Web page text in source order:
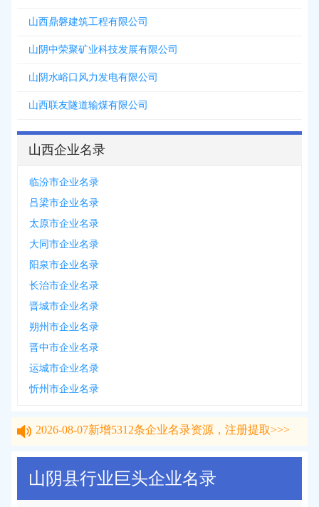
山西鼎磐建筑工程有限公司
山阴中荣聚矿业科技发展有限公司
山阴水峪口风力发电有限公司
山西联友隧道输煤有限公司
山西企业名录
临汾市企业名录
吕梁市企业名录
太原市企业名录
大同市企业名录
阳泉市企业名录
长治市企业名录
晋城市企业名录
朔州市企业名录
晋中市企业名录
运城市企业名录
忻州市企业名录
山阴县行业巨头企业名录